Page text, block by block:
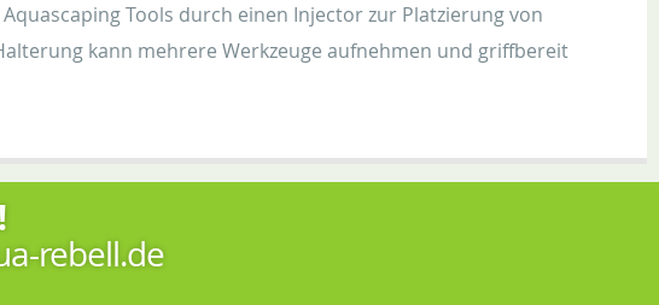
Tools durch einen Injector zur Platzierung von
kann mehrere Werkzeuge aufnehmen und griffbereit
rebell.de